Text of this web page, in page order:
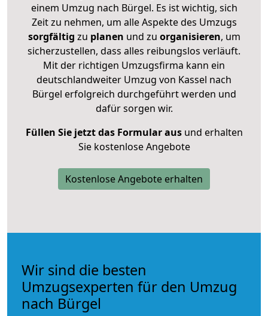
einem Umzug nach Bürgel. Es ist wichtig, sich
Zeit zu nehmen, um alle Aspekte des Umzugs
sorgfältig zu planen und zu organisieren, um
sicherzustellen, dass alles reibungslos verläuft.
Mit der richtigen Umzugsfirma kann ein
deutschlandweiter Umzug von Kassel nach
Bürgel erfolgreich durchgeführt werden und
dafür sorgen wir.
Füllen Sie jetzt das Formular ausund erhalten
Sie kostenlose Angebote
Kostenlose Angebote erhalten
Wir sind die besten
Umzugsexperten für den Umzug
nach Bürgel